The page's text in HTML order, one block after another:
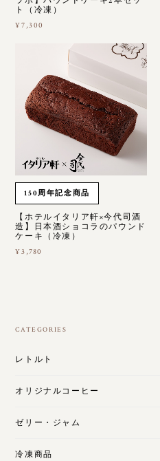
ト（冷凍）
¥7,300
150周年記念商品
【ホテルイタリア軒×今代司酒
造】日本酒ショコラのパウンド
ケーキ（冷凍）
¥3,780
CATEGORIES
レトルト
オリジナルコーヒー
ゼリー・ジャム
冷凍商品